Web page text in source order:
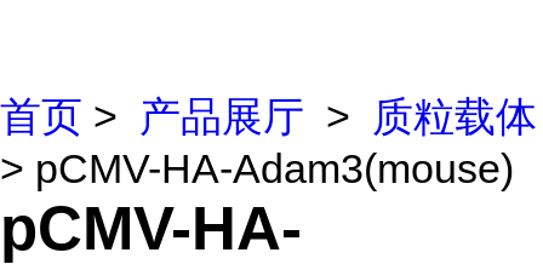
首页 > 产品展厅 >
质粒载体
> pCMV-HA-Adam3(mouse)
pCMV-HA-